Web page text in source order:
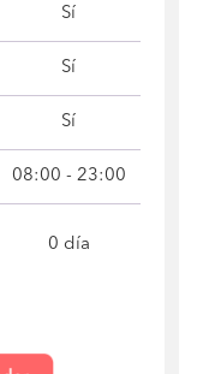
Sí
Sí
Sí
08:00 - 23:00
0 día